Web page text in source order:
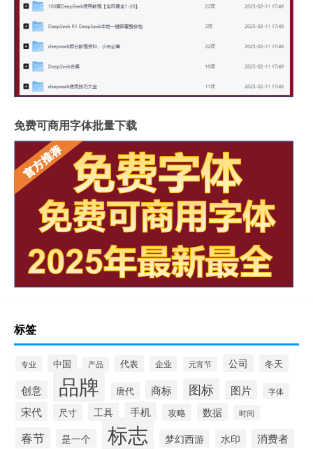
免费可商用字体批量下载
标签
专业 中国 产品 代表 企业 元宵节 公司 冬天
创意 品牌 唐代 商标 图标 图片 字体
宋代 尺寸 工具 手机 攻略 数据 时间
春节 是一个 标志 梦幻西游 水印 消费者